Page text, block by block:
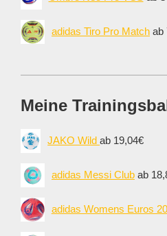
adidas Tiro Pro Match ab
Meine
JAKO Wildab 19,04€
adidas Messi Club ab
adidas Womens Euros